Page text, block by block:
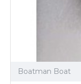
Boatman Boat